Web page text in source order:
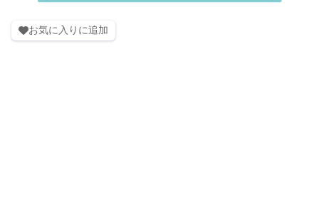
お気に入りに追加